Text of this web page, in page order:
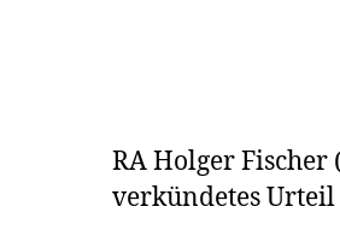
RA Holger Fischer
verkündetes